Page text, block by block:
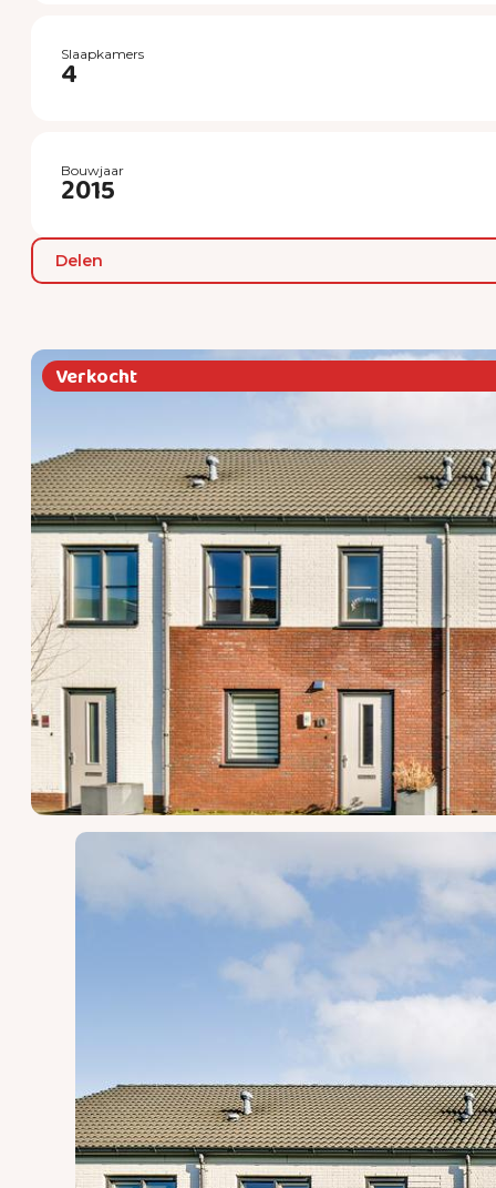
Slaapkamers
4
Bouwjaar
2015
Delen
Verkocht